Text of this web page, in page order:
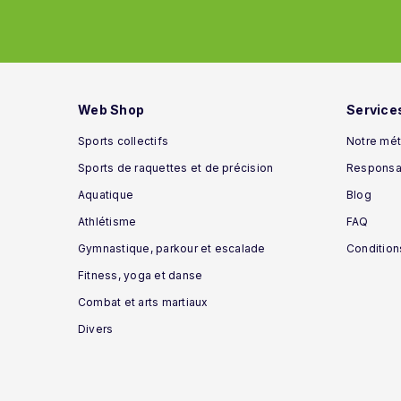
Web Shop
Sports collectifs
Sports de raquettes et de précision
Aquatique
Athlétisme
Gymnastique, parkour et escalade
Fitness, yoga et danse
Combat et arts martiaux
Divers
Notre
Blog
FAQ